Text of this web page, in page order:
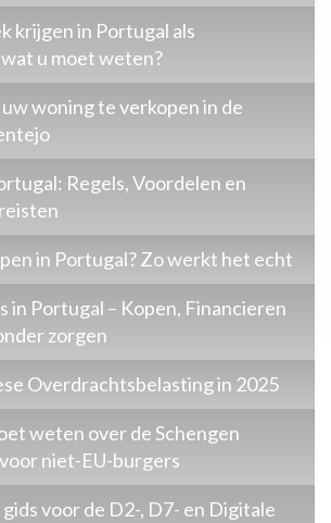
krijgen in Portugal als
u moet weten?
uw woning te verkopen in de
Regels, Voordelen en
in Portugal? Zo werkt het echt
in Portugal – Kopen, Financieren
zorgen
Overdrachtsbelasting in 2025
weten over de Schengen
niet-EU-burgers
voor de D2-, D7- en Digitale